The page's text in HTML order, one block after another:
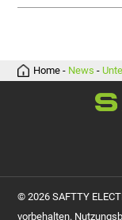
Home - News -
vorbehalten.